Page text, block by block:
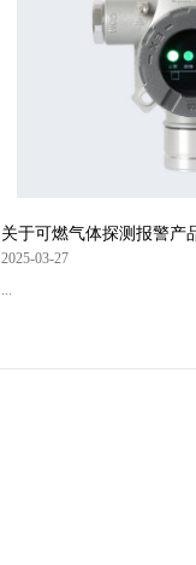
关于可燃气体探测报警产
强制性产品认证管理的公告
2025-03-27